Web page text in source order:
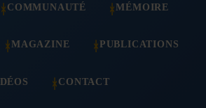
COMMUNAUTÉ MÉMOIRE
MAGAZINE PUBLICATIONS
CONTACT